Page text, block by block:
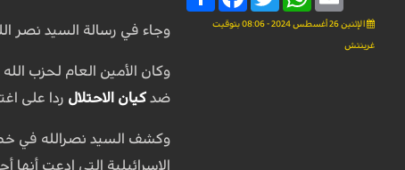
الإثنين 26 أغسطس 2024 - 08:06 بتوقيت
غرينتش
وجاء في رسالة السيد نصر
وكان الأمين العام لحزب
ضدكيان الاحتلال ردا على
وكشف السيد نصرالله في
الإسرائيلية التي ادعت